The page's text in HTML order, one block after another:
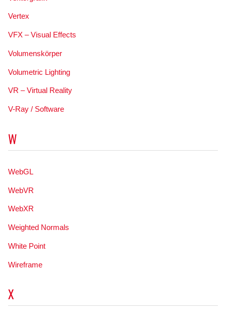
Vertex
VFX – Visual Effects
Volumenskörper
Volumetric Lighting
VR – Virtual Reality
V-Ray / Software
W
WebGL
WebVR
WebXR
Weighted Normals
White Point
Wireframe
X